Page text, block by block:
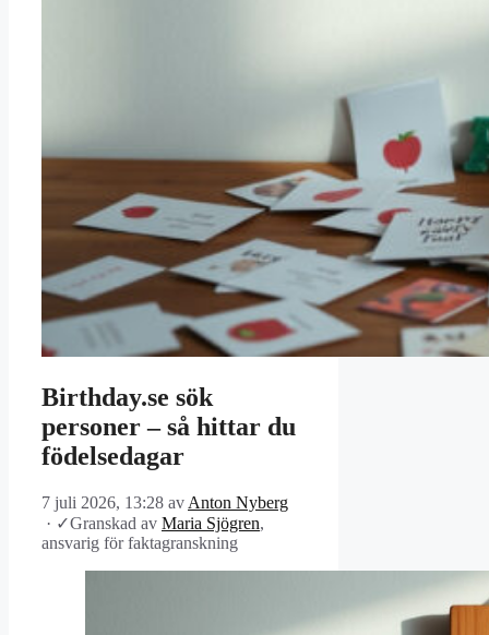
Birthday.se sök
personer – så hittar du
födelsedagar
7 juli 2026, 13:28 av Anton Nyberg
· ✓Granskad av Maria Sjögren,
ansvarig för faktagranskning